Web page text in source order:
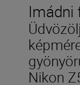
Imádni
Nikon